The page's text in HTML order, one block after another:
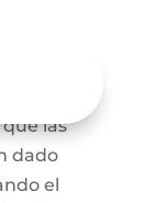
y se
las
dado
el